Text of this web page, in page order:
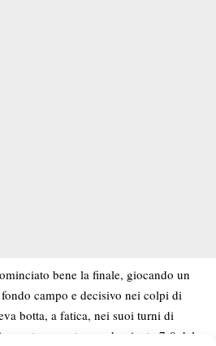
bene la finale, giocando un
campo e decisivo nei colpi di
botta, a fatica, nei suoi turni di
set, un sentenza: dominato 7-0 dal